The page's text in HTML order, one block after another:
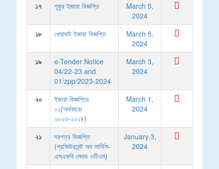
১৭ পুকুর ইজারা বিজ্ঞপ্তি
March 5,
2024
১৮
খেয়াঘাট ইজারা বিজ্ঞপ্তি
March 5,
2024
১৯
e-Tender Notice
04/22-23 and
01/zpp/2023-2024
March 3,
2024
২০
ইজারা বিজ্ঞপ্তিঃ
০১(অর্থবছরঃ
২০২৩-২০২৪)
March 1,
2024
২১
দরপত্র বিজ্ঞপ্তি
(প্রকিউরমেন্ট অব সার্ভিস-
এসএফবি মেথড ওটিএম)
January 3,
2024